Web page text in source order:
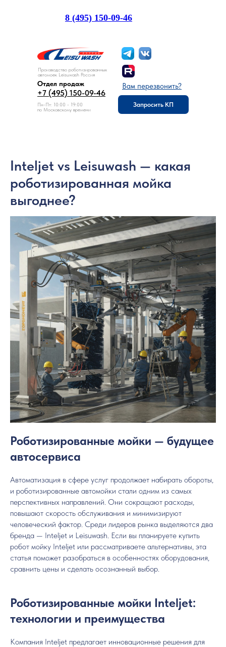
Производство роботизированных
автомоек Leisuwash Россия
+7 (495) 150-09-46
Отдел продаж
Пн-Пт: 10:00 - 19:00
по Московскому времени
Вам перезвонить?
Запросить КП
8 (495) 150-09-46
Inteljet vs Leisuwash — какая
роботизированная мойка
выгоднее?
Роботизированные мойки — будущее
автосервиса
Автоматизация в сфере услуг продолжает набирать обороты,
и роботизированные автомойки стали одним из самых
перспективных направлений. Они сокращают расходы,
повышают скорость обслуживания и минимизируют
человеческий фактор. Среди лидеров рынка выделяются два
бренда — Inteljet и Leisuwash. Если вы планируете купить
робот мойку Inteljet или рассматриваете альтернативы, эта
статья поможет разобраться в особенностях оборудования,
сравнить цены и сделать осознанный выбор.
Роботизированные мойки Inteljet:
технологии и преимущества
Компания Inteljet предлагает инновационные решения для